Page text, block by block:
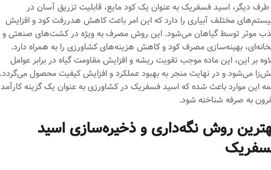
طرف دیگر، اسید فسفریک به عنوان یک کود مایع، قابلیت تزریق آسان در
مختلف آبیاری را دارد که این امر باعث کاهش هدررفت کود و افزایش
موثر توسط گیاهان می‌شود. این روش مصرف به ویژه در کشت‌های صنعتی و
بهینه‌سازی مصرف کود و کاهش هزینه‌های کشاورزی را به همراه دارد.
بر این، این ماده موجب تقویت ریشه و افزایش مقاومت گیاه در برابر عوامل
می‌شود و در نهایت منجر به بهبود عملکرد و افزایش کیفیت محصول می‌گردد.
این موارد باعث شده که اسید فسفریک در کشاورزی به عنوان یک گزینه
به صرفه شناخته شود.
روش نگه‌داری و ذخیره‌سازی اسید